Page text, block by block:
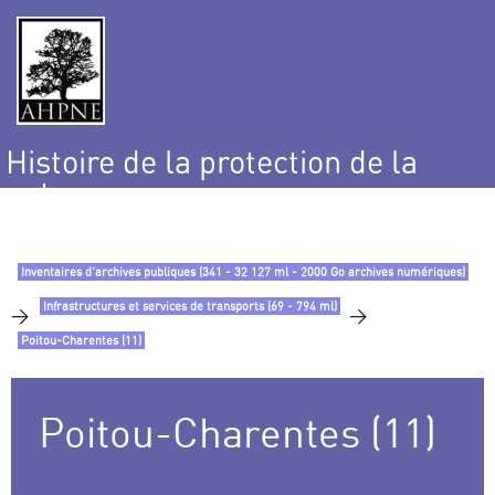
Histoire de la protection de la
nature
Inventaires d’archives publiques (341 - 32 127 ml - 2000 Go archives numériques)
> Infrastructures et services de transports (69 - 794 ml) >
Poitou-Charentes (11)
Poitou-Charentes (11)